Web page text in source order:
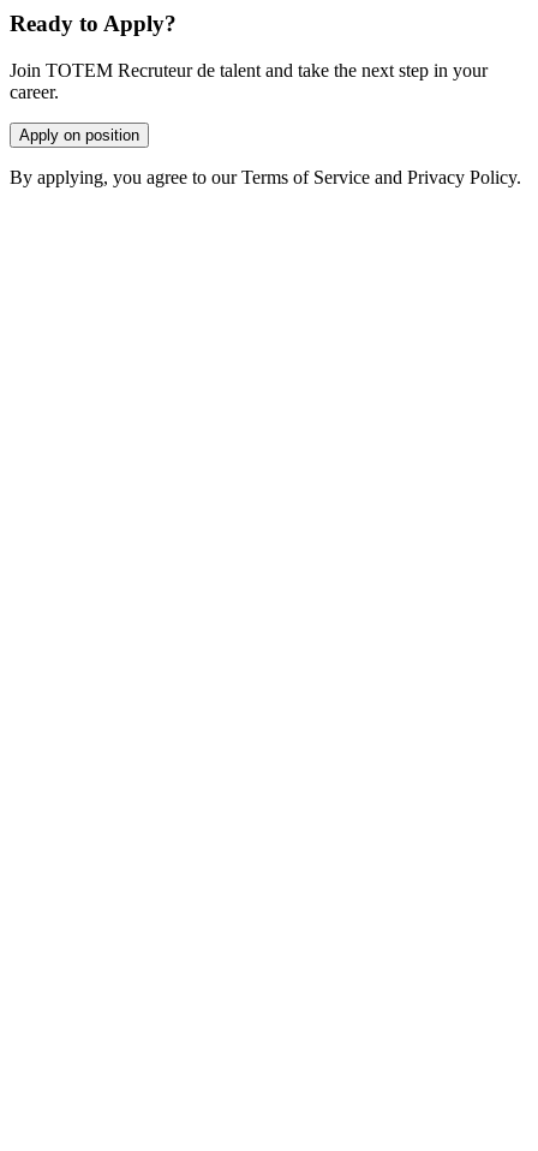
Ready to Apply?
Join TOTEM Recruteur de talent and take the next step in your
career.
Apply on position
By applying, you agree to our Terms of Service and Privacy Policy.